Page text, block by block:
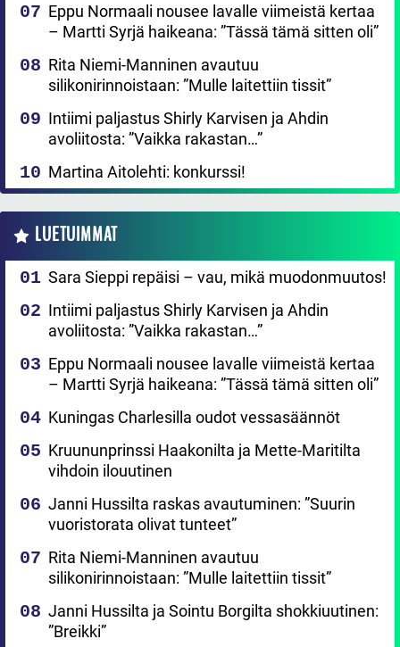
Eppu Normaali nousee lavalle viimeistä kertaa
– Martti Syrjä haikeana: ”Tässä tämä sitten oli”
Rita Niemi-Manninen avautuu
silikonirinnoistaan: ”Mulle laitettiin tissit”
Intiimi paljastus Shirly Karvisen ja Ahdin
avoliitosta: ”Vaikka rakastan…”
Martina Aitolehti: konkurssi!
LUETUIMMAT
Sara Sieppi repäisi – vau, mikä muodonmuutos!
Intiimi paljastus Shirly Karvisen ja Ahdin
avoliitosta: ”Vaikka rakastan…”
Eppu Normaali nousee lavalle viimeistä kertaa
– Martti Syrjä haikeana: ”Tässä tämä sitten oli”
Kuningas Charlesilla oudot vessasäännöt
Kruununprinssi Haakonilta ja Mette-Maritilta
vihdoin ilouutinen
Janni Hussilta raskas avautuminen: ”Suurin
vuoristorata olivat tunteet”
Rita Niemi-Manninen avautuu
silikonirinnoistaan: ”Mulle laitettiin tissit”
Janni Hussilta ja Sointu Borgilta shokkiuutinen:
”Breikki”